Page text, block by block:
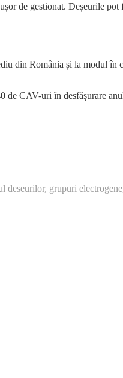
de gestionat. Deșeurile
din România și la modul în
de CAV-uri în desfășurare
grupuri